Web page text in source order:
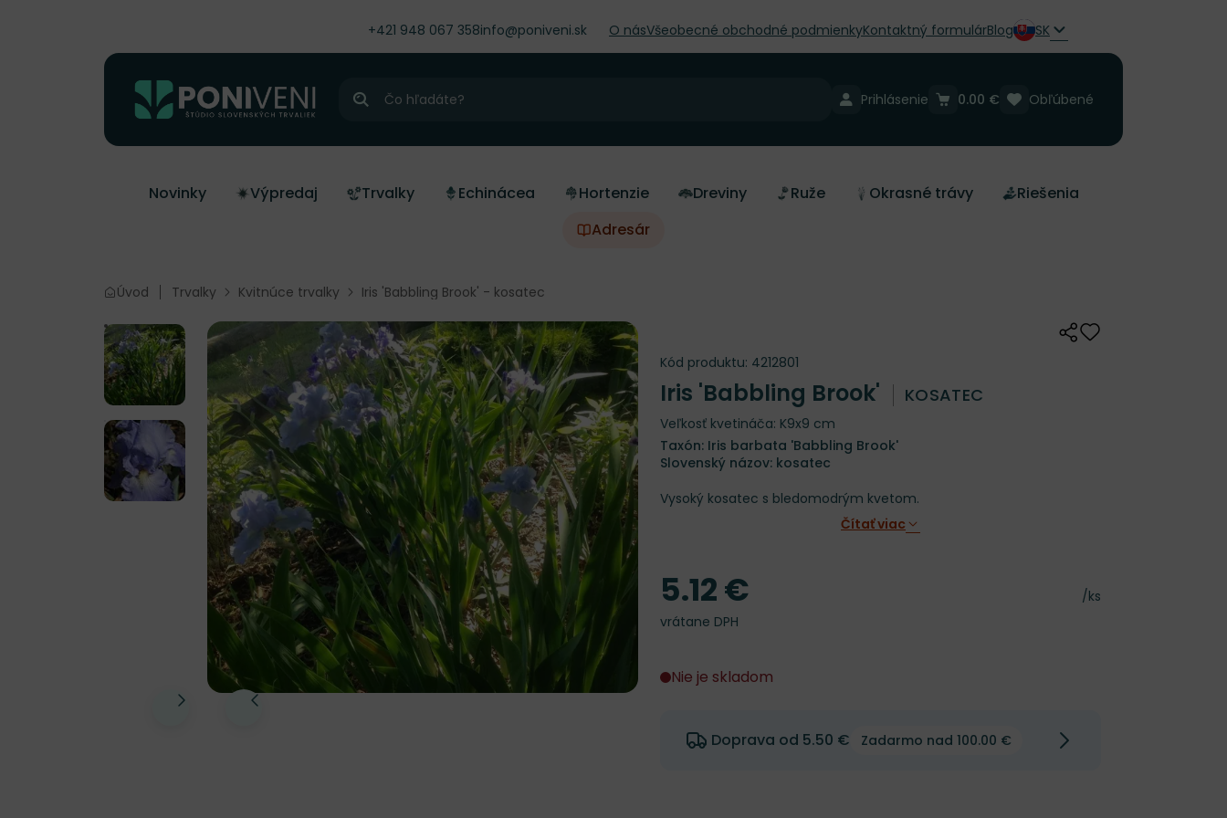
+421 948 067 358info@poniveni.sk O násVšeobecné obchodné podmienkyKontaktný formulárBlog SK
Hľadať
Prihlásenie Obľúbené
0.00 €
Novinky Výpredaj Trvalky Echinácea Hortenzie Dreviny Ruže Okrasné trávy
Riešenia
Adresár
Úvod Trvalky Kvitnúce trvalky Iris 'Babbling Brook' - kosatec
ZdieľaťOdober do
Kód produktu: 4212801
Iris 'Babbling Brook' KOSATEC
Veľkosť kvetináča: K9x9 cm
Taxón: Iris barbata 'Babbling Brook'
Slovenský názov: kosatec
Vysoký kosatec s bledomodrým kvetom.
Čítať viac
Cena za kus
/ks
Cena
5.12 €
vrátane DPH
Nie je skladom
Doprava od 5.50 € Zadarmo nad 100.00 €